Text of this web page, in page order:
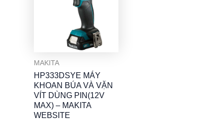
MAKITA
HP333DSYE MÁY
KHOAN BÚA VÀ VẶN
VÍT DÙNG PIN(12V
MAX) – MAKITA
WEBSITE